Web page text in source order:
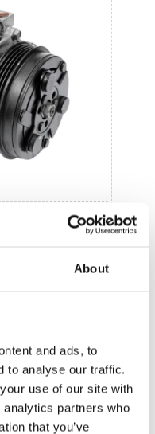
About
and ads, to
to analyse our traffic.
use of our site with
partners who
that you’ve
(4)